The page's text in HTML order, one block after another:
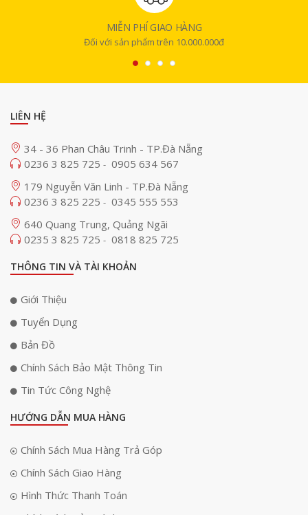
MIỄN PHÍ GIAO HÀNG
Đối với sản phẩm trên 10.000.000đ
LIÊN HỆ
34 - 36 Phan Châu Trinh - TP.Đà Nẵng
0236 3 825 725 - 0905 634 567
179 Nguyễn Văn Linh - TP.Đà Nẵng
0236 3 825 225 - 0345 555 553
640 Quang Trung, Quảng Ngãi
0235 3 825 725 - 0818 825 725
THÔNG TIN VÀ TÀI KHOẢN
Giới Thiệu
Tuyển Dụng
Bản Đồ
Chính Sách Bảo Mật Thông Tin
Tin Tức Công Nghệ
HƯỚNG DẪN MUA HÀNG
Chính Sách Mua Hàng Trả Góp
Chính Sách Giao Hàng
Hình Thức Thanh Toán